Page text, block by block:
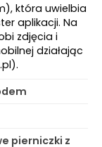
która uwielbia
aplikacji. Na
zdjęcia i
działając
pierniczki z